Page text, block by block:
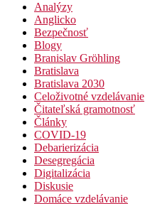
Analýzy
Anglicko
Bezpečnosť
Blogy
Branislav Gröhling
Bratislava
Bratislava 2030
Celoživotné vzdelávanie
Čitateľská gramotnosť
Články
COVID-19
Debarierizácia
Desegregácia
Digitalizácia
Diskusie
Domáce vzdelávanie